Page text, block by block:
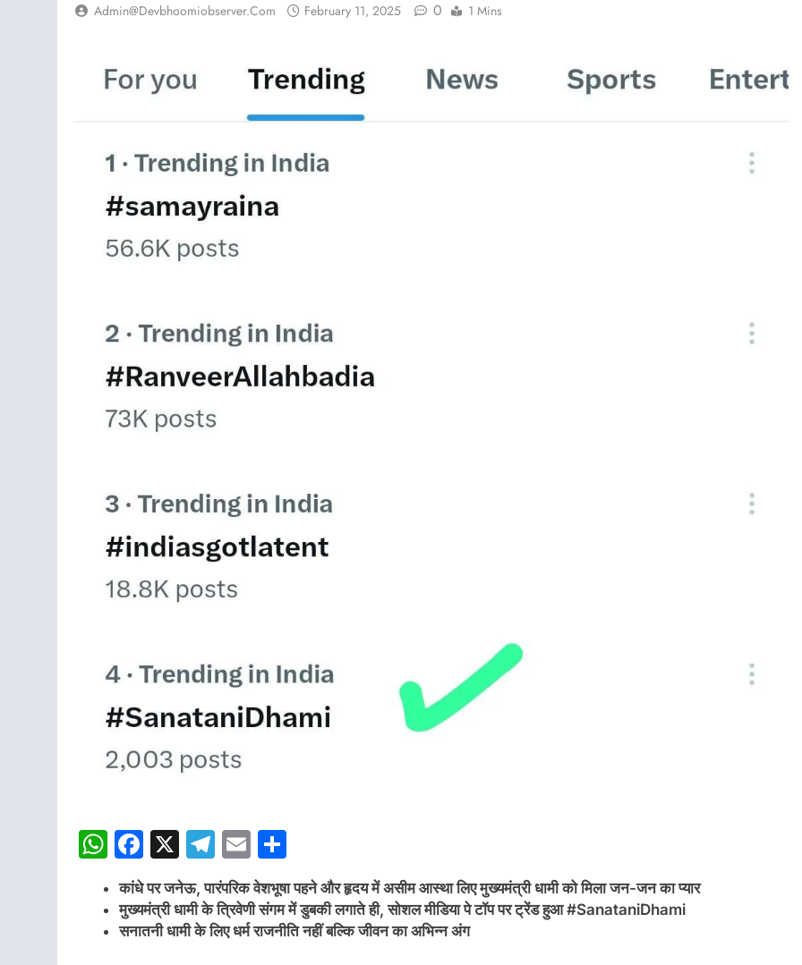
Admin@devbhoomiobserver.com February 11, 2025 0 1 Mins
WhatsApp
Facebook
X Telegram
Email
कांधे पर जनेऊ, पारंपरिक वेशभूषा पहने और हृदय में असीम आस्था लिए मुख्यमंत्री धामी को मिला जन-जन का प्यार
मुख्यमंत्री धामी के त्रिवेणी संगम में डुबकी लगाते ही, सोशल मीडिया पे टॉप पर ट्रेंड हुआ #SanataniDhami
सनातनी धामी के लिए धर्म राजनीति नहीं बल्कि जीवन का अभिन्न अंग